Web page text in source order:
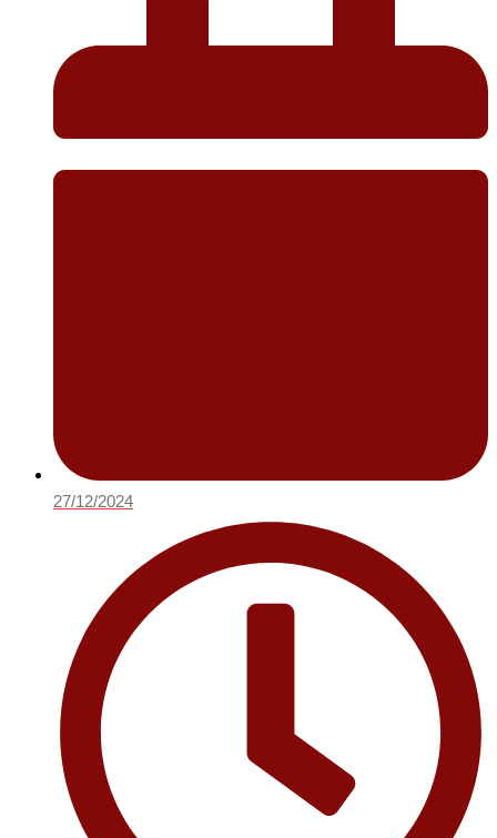
27/12/2024